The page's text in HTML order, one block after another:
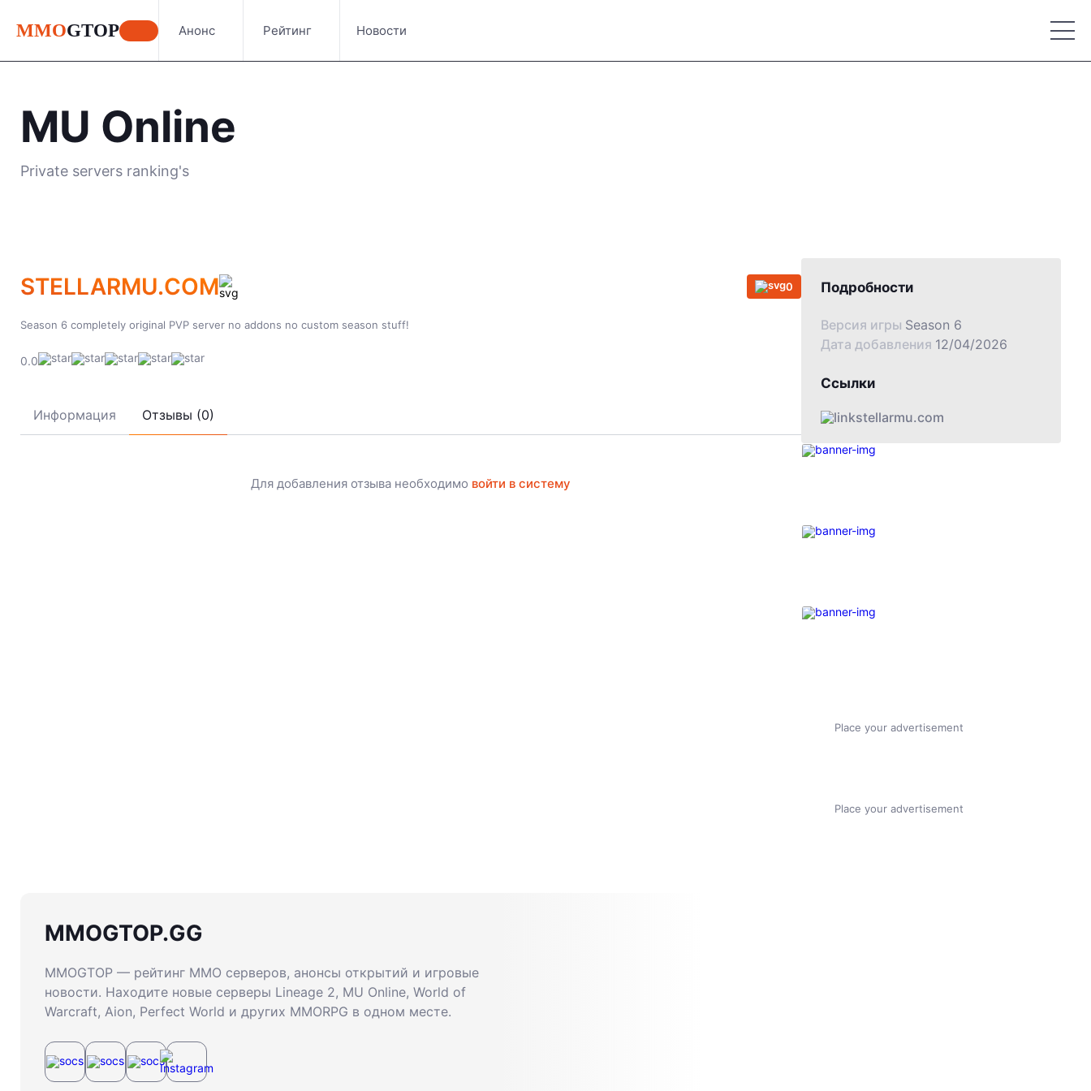
MMOGTOP Анонс Рейтинг Новости
MU Online
Private servers ranking's
STELLARMU.COM 0
Season 6 completely original PVP server no addons no custom season stuff!
0.0
Информация Отзывы (0)
Для добавления отзыва необходимо войти в систему
Подробности
Версия игры Season 6
Дата добавления 12/04/2026
Ссылки
stellarmu.com
Place your advertisement
Place your advertisement
MMOGTOP.GG
MMOGTOP — рейтинг MMO серверов, анонсы открытий и игровые
новости. Находите новые серверы Lineage 2, MU Online, World of
Warcraft, Aion, Perfect World и других MMORPG в одном месте.